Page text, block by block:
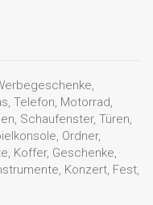
Telefon, Motorrad,
Schaufenster, Türen,
Ordner,
Koffer, Geschenke,
Konzert, Fest,